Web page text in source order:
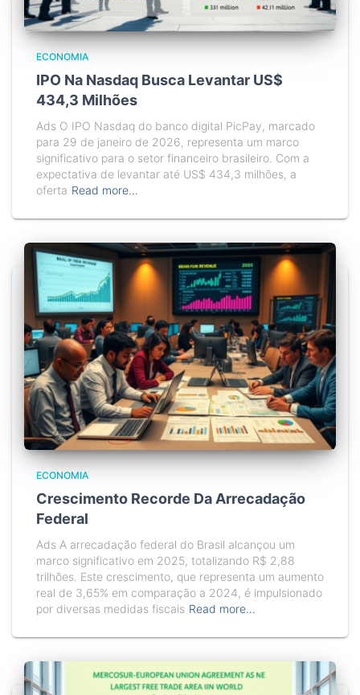
ECONOMIA
IPO Na Nasdaq Busca Levantar US$
434,3 Milhões
Ads O IPO Nasdaq do banco digital PicPay, marcado
para 29 de janeiro de 2026, representa um marco
significativo para o setor financeiro brasileiro. Com a
expectativa de levantar até US$ 434,3 milhões, a
oferta Read more…
ECONOMIA
Crescimento Recorde Da Arrecadação
Federal
Ads A arrecadação federal do Brasil alcançou um
marco significativo em 2025, totalizando R$ 2,88
trilhões. Este crescimento, que representa um aumento
real de 3,65% em comparação a 2024, é impulsionado
por diversas medidas fiscais Read more…